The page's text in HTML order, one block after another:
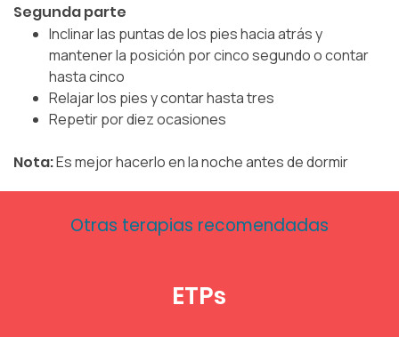
Segunda parte
Inclinar las puntas de los pies hacia atrás y
mantener la posición por cinco segundo o contar
hasta cinco
Relajar los pies y contar hasta tres
Repetir por diez ocasiones
Nota:Es mejor hacerlo en la noche antes de dormir
Otras terapias recomendadas
ETPs